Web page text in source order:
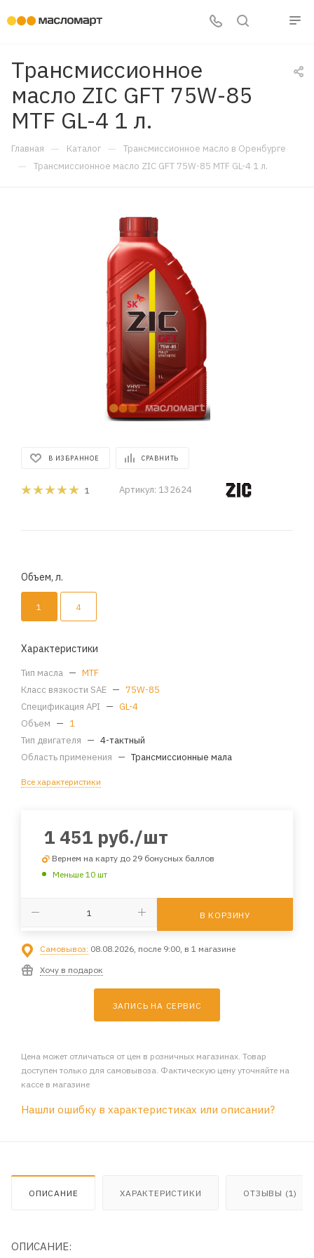
Трансмиссионное
масло ZIC GFT 75W-85
MTF GL-4 1 л.
Главная — Каталог — Трансмиссионное масло в Оренбурге
— Трансмиссионное масло ZIC GFT 75W-85 MTF GL-4 1 л.
В ИЗБРАННОЕ СРАВНИТЬ
1 Артикул: 132624
Объем, л.
1 4
Характеристики
Тип масла — MTF
Класс вязкости SAE — 75W-85
Спецификация API — GL-4
Объем — 1
Тип двигателя — 4-тактный
Область применения — Трансмиссионные мала
Все характеристики
1 451 руб./шт
Вернем на карту до 29 бонусных баллов
Меньше 10 шт
В КОРЗИНУ
Самовывоз: 08.08.2026, после 9:00, в 1 магазине
Хочу в подарок
ЗАПИСЬ НА СЕРВИС
Цена может отличаться от цен в розничных магазинах. Товар
доступен только для самовывоза. Фактическую цену уточняйте на
кассе в магазине
Нашли ошибку в характеристиках или описании?
ОПИСАНИЕ ХАРАКТЕРИСТИКИ ОТЗЫВЫ (1)
ОПИСАНИЕ: